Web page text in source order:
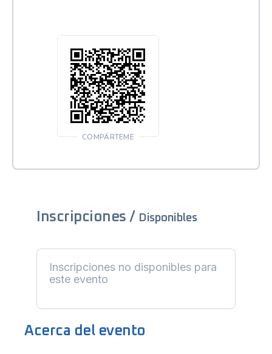
COMPÁRTEME
Inscripciones / Disponibles
Inscripciones no disponibles para
este evento
Acerca del evento